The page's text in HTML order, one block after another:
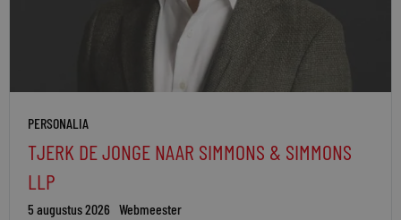
PERSONALIA
TJERK DE JONGE NAAR SIMMONS & SIMMONS
LLP
5 augustus 2026 Webmeester